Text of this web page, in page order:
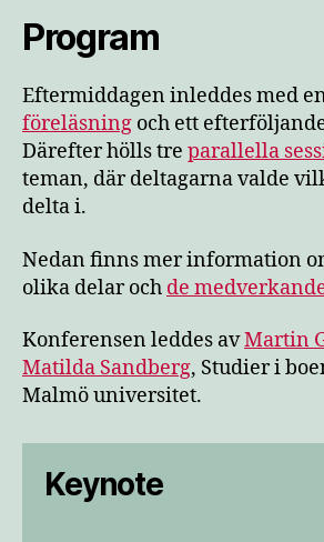
Program
Eftermiddagen inleddes med
föreläsning och ett
Därefter hölls tre parallella
teman, där deltagarna valde
delta i.
Nedan finns mer information
olika delar och de
Konferensen leddes avMartin
Matilda Sandberg, Studier i
Malmö universitet.
Keynote